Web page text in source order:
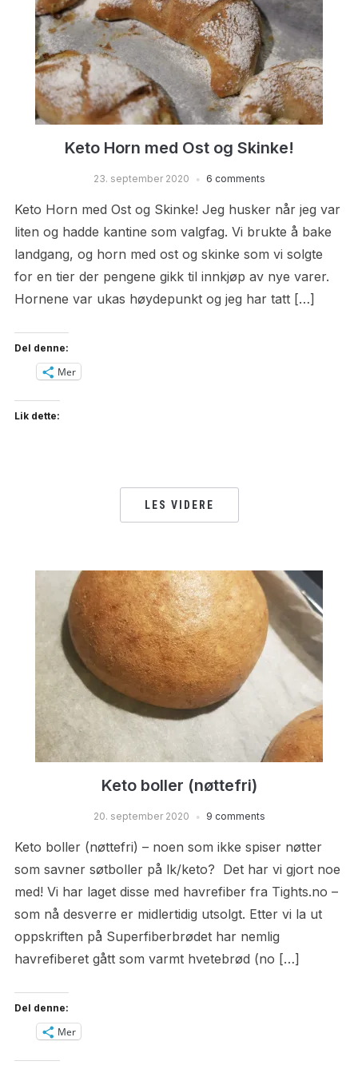
Keto Horn med Ost og Skinke!
23. september 2020 6 comments
Keto Horn med Ost og Skinke! Jeg husker når jeg var
liten og hadde kantine som valgfag. Vi brukte å bake
landgang, og horn med ost og skinke som vi solgte
for en tier der pengene gikk til innkjøp av nye varer.
Hornene var ukas høydepunkt og jeg har tatt […]
Del denne:
Mer
Lik dette:
LES VIDERE
Keto boller (nøttefri)
20. september 2020 9 comments
Keto boller (nøttefri) – noen som ikke spiser nøtter
som savner søtboller på lk/keto? Det har vi gjort noe
med! Vi har laget disse med havrefiber fra Tights.no –
som nå desverre er midlertidig utsolgt. Etter vi la ut
oppskriften på Superfiberbrødet har nemlig
havrefiberet gått som varmt hvetebrød (no […]
Del denne:
Mer